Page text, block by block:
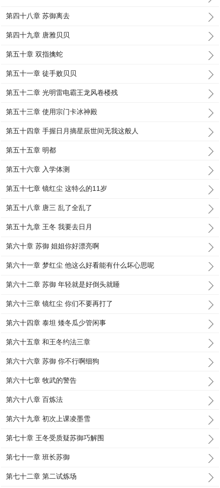
第四十八章 苏御离去
第四十九章 唐雅贝贝
第五十章 双指擒蛇
第五十一章 徒手败贝贝
第五十二章 光明雷电霸王龙风卷楼残
第五十三章 使用宗门卡冰神殿
第五十四章 手握日月摘星辰世间无我这般人
第五十五章 明都
第五十六章 入学体测
第五十七章 镜红尘 这特么的11岁
第五十八章 唐三 乱了全乱了
第五十九章 王冬 我要去日月
第六十章 苏御 姐姐你好漂亮啊
第六十一章 梦红尘 他这么好看能有什么坏心思呢
第六十二章 苏御 年轻就是好倒头就睡
第六十三章 镜红尘 你们不要再打了
第六十四章 泰坦 矮冬瓜少管闲事
第六十五章 和王冬约法三章
第六十六章 苏御 你不行啊细狗
第六十七章 牧武的警告
第六十八章 百炼法
第六十九章 初次上课凌墨雪
第七十章 王冬受质疑苏御巧解围
第七十一章 班长苏御
第七十二章 第二试炼场